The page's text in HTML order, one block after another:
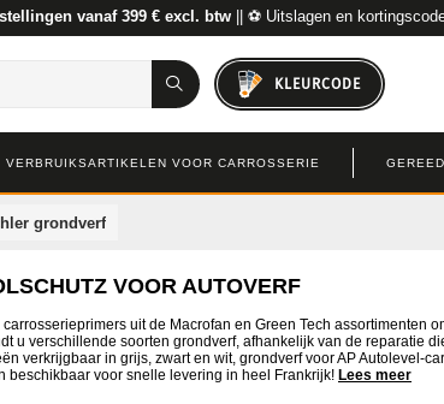
vanaf 399 € excl. btw || ⚽ Uitslagen en
KLEURCODE
VERBRUIKSARTIKELEN VOOR CARROSSERIE
grondverf
VOOR AUTOVERF
uit de Macrofan en Green Tech assortimenten
u verschillende soorten grondverf, afhankelijk van de reparatie
verkrijgbaar in grijs, zwart en wit, grondverf voor AP Autolevel-
beschikbaar voor snelle levering in heel Frankrijk! Lees meer